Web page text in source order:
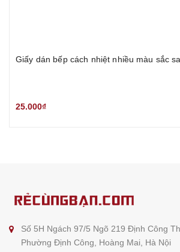
Giấy dán bếp cách nhiệt nhiều màu sắc
25.000₫
Số 5H Ngách 97/5 Ngõ 219 Định Công
Phường Định Công, Hoàng Mai, Hà Nội